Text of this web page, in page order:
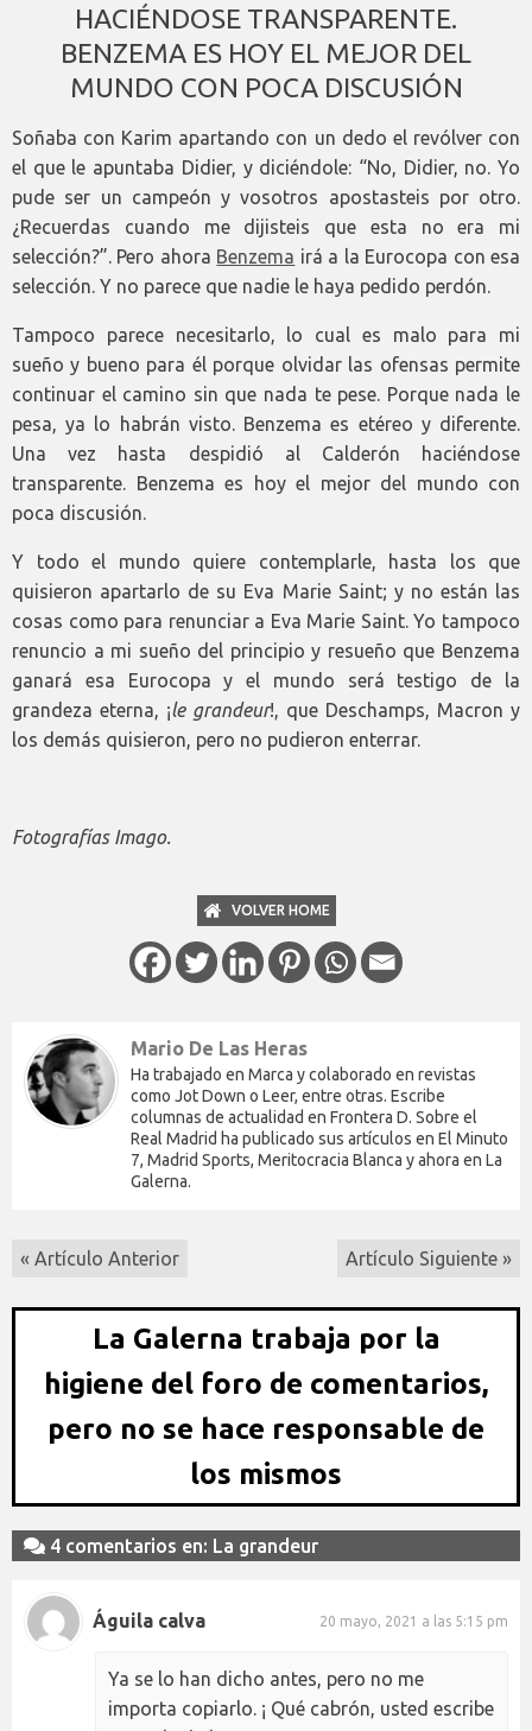
HACIÉNDOSE TRANSPARENTE.
BENZEMA ES HOY EL MEJOR DEL
MUNDO CON POCA DISCUSIÓN
Soñaba con Karim apartando con un dedo el revólver con
el que le apuntaba Didier, y diciéndole: “No, Didier, no. Yo
pude ser un campeón y vosotros apostasteis por otro.
¿Recuerdas cuando me dijisteis que esta no era mi
selección?”. Pero ahora Benzema irá a la Eurocopa con esa
selección. Y no parece que nadie le haya pedido perdón.
Tampoco parece necesitarlo, lo cual es malo para mi
sueño y bueno para él porque olvidar las ofensas permite
continuar el camino sin que nada te pese. Porque nada le
pesa, ya lo habrán visto. Benzema es etéreo y diferente.
Una vez hasta despidió al Calderón haciéndose
transparente. Benzema es hoy el mejor del mundo con
poca discusión.
Y todo el mundo quiere contemplarle, hasta los que
quisieron apartarlo de su Eva Marie Saint; y no están las
cosas como para renunciar a Eva Marie Saint. Yo tampoco
renuncio a mi sueño del principio y resueño que Benzema
ganará esa Eurocopa y el mundo será testigo de la
grandeza eterna, ¡le grandeur!, que Deschamps, Macron y
los demás quisieron, pero no pudieron enterrar.
Fotografías Imago.
VOLVER HOME
Mario De Las Heras
Ha trabajado en Marca y colaborado en revistas
como Jot Down o Leer, entre otras. Escribe
columnas de actualidad en Frontera D. Sobre el
Real Madrid ha publicado sus artículos en El Minuto
7, Madrid Sports, Meritocracia Blanca y ahora en La
Galerna.
« Artículo Anterior Artículo Siguiente »
La Galerna trabaja por la
higiene del foro de comentarios,
pero no se hace responsable de
los mismos
4 comentarios en: La grandeur
Águila calva 20 mayo, 2021 a las 5:15 pm
Ya se lo han dicho antes, pero no me
importa copiarlo. ¡ Qué cabrón, usted escribe